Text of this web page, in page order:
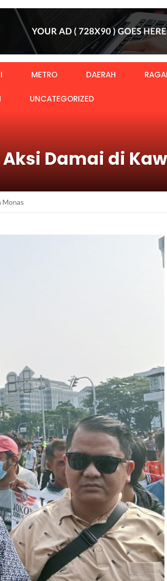
METRO DAERAH
UNCATEGORIZED
Damai di
Monas